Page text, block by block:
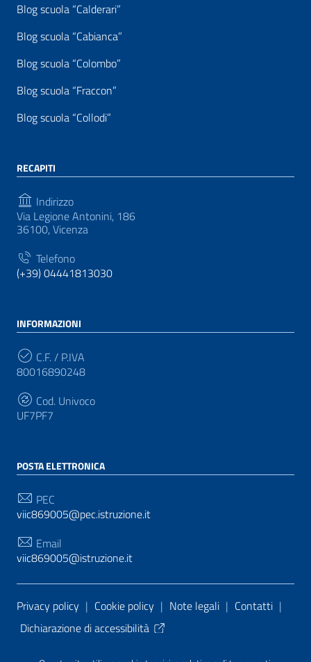
Blog scuola “Calderari”
Blog scuola “Cabianca”
Blog scuola “Colombo”
Blog scuola “Fraccon”
Blog scuola “Collodi”
RECAPITI
Indirizzo
Via Legione Antonini, 186
36100, Vicenza
Telefono
(+39) 04441813030
INFORMAZIONI
C.F. / P.IVA
80016890248
Cod. Univoco
UF7PF7
POSTA ELETTRONICA
PEC
viic869005@pec.istruzione.it
Email
viic869005@istruzione.it
Sezione Link Utili
Privacy policy | Cookie policy | Note legali | Contatti |
Dichiarazione di accessibilità